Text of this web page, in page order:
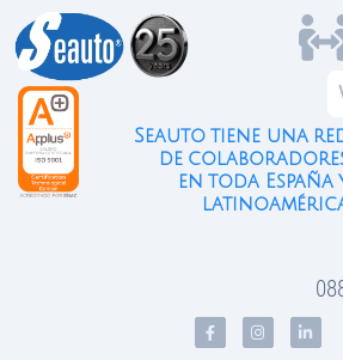
Seauto tiene una
de
en toda España